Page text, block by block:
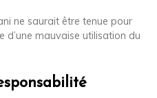
ne saurait être tenue pour
d’une mauvaise utilisation du